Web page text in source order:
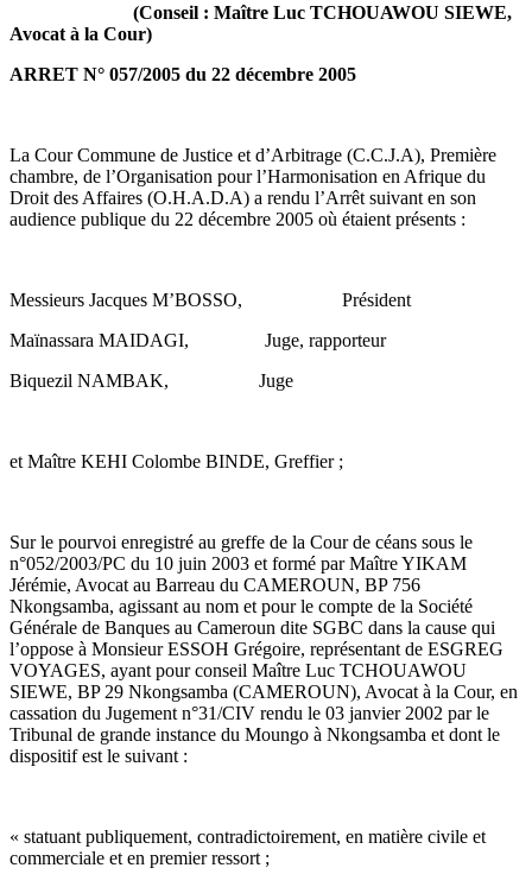
(Conseil : Maître Luc TCHOUAWOU SIEWE,
Avocat à la Cour)
ARRET N° 057/2005 du 22 décembre 2005
La Cour Commune de Justice et d’Arbitrage (C.C.J.A), Première
chambre, de l’Organisation pour l’Harmonisation en Afrique du
Droit des Affaires (O.H.A.D.A) a rendu l’Arrêt suivant en son
audience publique du 22 décembre 2005 où étaient présents :
Messieurs Jacques M’BOSSO, Président
Maïnassara MAIDAGI, Juge, rapporteur
Biquezil NAMBAK, Juge
et Maître KEHI Colombe BINDE, Greffier ;
Sur le pourvoi enregistré au greffe de la Cour de céans sous le
n°052/2003/PC du 10 juin 2003 et formé par Maître YIKAM
Jérémie, Avocat au Barreau du CAMEROUN, BP 756
Nkongsamba, agissant au nom et pour le compte de la Société
Générale de Banques au Cameroun dite SGBC dans la cause qui
l’oppose à Monsieur ESSOH Grégoire, représentant de ESGREG
VOYAGES, ayant pour conseil Maître Luc TCHOUAWOU
SIEWE, BP 29 Nkongsamba (CAMEROUN), Avocat à la Cour, en
cassation du Jugement n°31/CIV rendu le 03 janvier 2002 par le
Tribunal de grande instance du Moungo à Nkongsamba et dont le
dispositif est le suivant :
« statuant publiquement, contradictoirement, en matière civile et
commerciale et en premier ressort ;